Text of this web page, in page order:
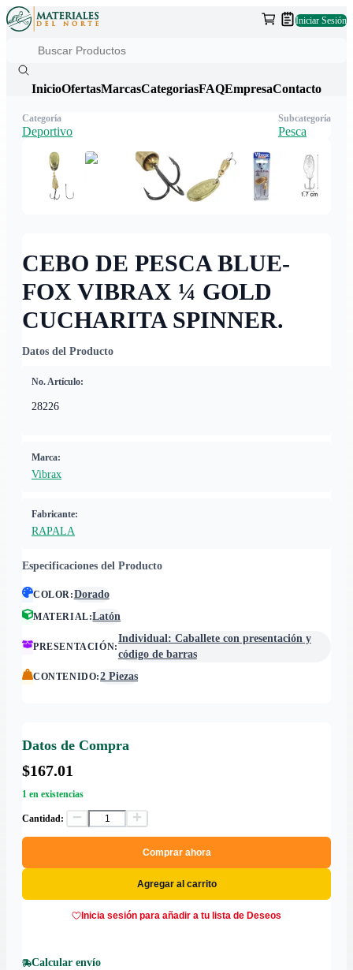
Iniciar Sesión
InicioOfertasMarcasCategoriasFAQEmpresaContacto
CEBO DE PESCA BLUE-
FOX VIBRAX ¼ GOLD
CUCHARITA SPINNER.
Datos del Producto
No. Artículo:
28226
Marca:
Vibrax
Fabricante:
RAPALA
Especificaciones del Producto
COLOR:Dorado
MATERIAL:Latón
PRESENTACIÓN:
Individual: Caballete con presentación y
código de barras
CONTENIDO:2 Piezas
Datos de Compra
$167.01
1 en existencias
Cantidad:
Comprar ahora
Agregar al carrito
Inicia sesión para añadir a tu lista de Deseos
Calcular envío
Categoría
Deportivo
Subcategoría
Pesca